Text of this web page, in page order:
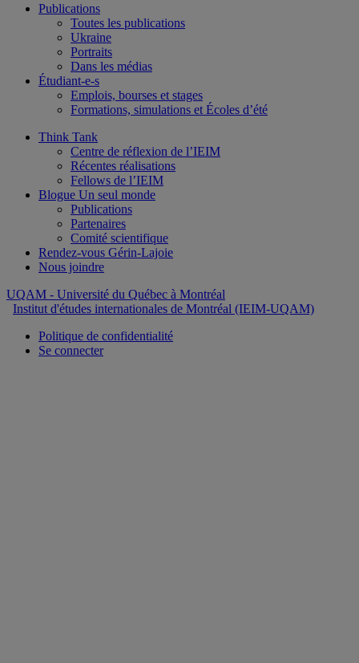
Publications
Toutes les publications
Ukraine
Portraits
Dans les médias
Étudiant-e-s
Emplois, bourses et stages
Formations, simulations et Écoles d’été
Think Tank
Centre de réflexion de l’IEIM
Récentes réalisations
Fellows de l’IEIM
Blogue Un seul monde
Publications
Partenaires
Comité scientifique
Rendez-vous Gérin-Lajoie
Nous joindre
UQAM - Université du Québec à Montréal
Institut d'études internationales de Montréal (IEIM-UQAM)
Politique de confidentialité
Se connecter